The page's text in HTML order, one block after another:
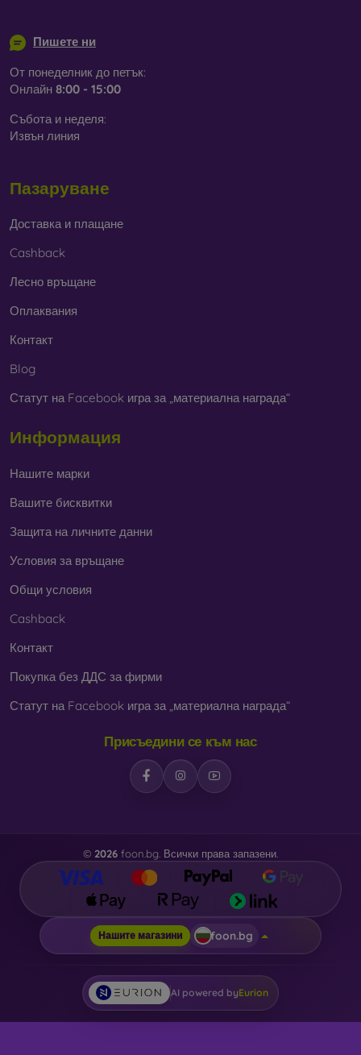
Пишете ни
От понеделник до петък:
Онлайн 8:00 - 15:00
Събота и неделя:
Извън линия
Пазаруване
Доставка и плащане
Cashback
Лесно връщане
Оплаквания
Контакт
Blog
Статут на Facebook игра за „материална награда“
Информация
Нашите марки
Вашите бисквитки
Защита на личните данни
Условия за връщане
Общи условия
Cashback
Контакт
Покупка без ДДС за фирми
Статут на Facebook игра за „материална награда“
Присъедини се към нас
© 2026 foon.bg. Всички права запазени.
Нашите магазини foon.bg
AI powered byEurion